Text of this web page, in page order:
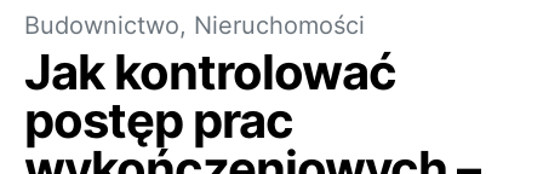
Budownictwo, Nieruchomości
Jak kontrolować
postęp prac